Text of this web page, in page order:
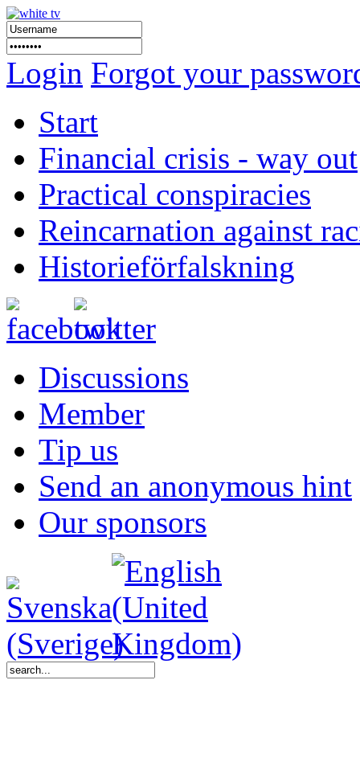
Login Forgot your
Start
Financial crisis - way out
Practical conspiracies
Reincarnation against
Historieförfalskning
Discussions
Member
Tip us
Send an anonymous hint
Our sponsors